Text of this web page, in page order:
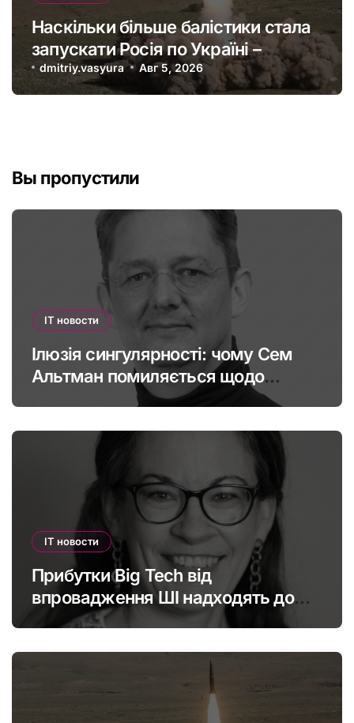
Наскільки більше балістики стала
запускати Росія по Україні –
інфографіка
dmitriy.vasyura Авг 5, 2026
Вы пропустили
IT новости
Ілюзія сингулярності: чому Сем
Альтман помиляється щодо
штучного інтелекту
IT новости
Прибутки Big Tech від
впровадження ШІ надходять до
офшорів: як змінити глобальну